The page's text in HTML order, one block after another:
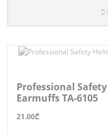
Professional
Earmuffs TA-6105
21.00₾